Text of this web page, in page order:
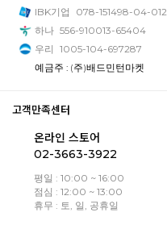
IBK기업
078-151498-04-012
하나 556-910013-65404
우리 1005-104-697287
예금주 : (주)배드민턴마켓
고객만족센터
온라인 스토어
02-3663-3922
평일 : 10:00 ~ 16:00
점심 : 12:00 ~ 13:00
휴무 : 토, 일, 공휴일